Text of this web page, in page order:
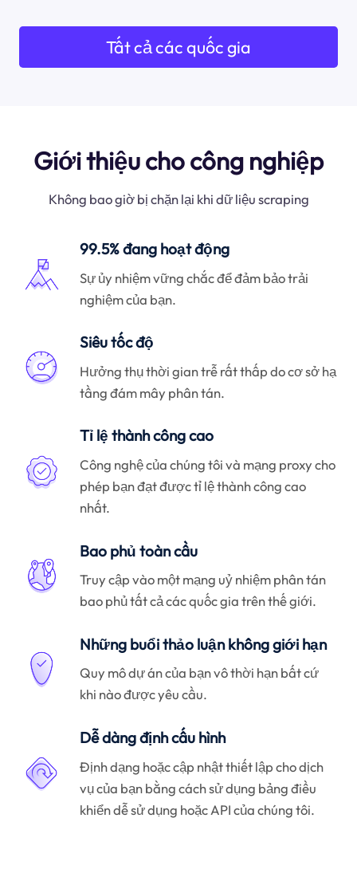
Tất cả các quốc gia
Giới thiệu cho công nghiệp
Không bao giờ bị chặn lại khi dữ liệu scraping
99.5% đang hoạt động
Sự ủy nhiệm vững chắc để đảm bảo trải
nghiệm của bạn.
Siêu tốc độ
Hưởng thụ thời gian trễ rất thấp do cơ sở hạ
tầng đám mây phân tán.
Tỉ lệ thành công cao
Công nghệ của chúng tôi và mạng proxy cho
phép bạn đạt được tỉ lệ thành công cao
nhất.
Bao phủ toàn cầu
Truy cập vào một mạng uỷ nhiệm phân tán
bao phủ tất cả các quốc gia trên thế giới.
Những buổi thảo luận không giới hạn
Quy mô dự án của bạn vô thời hạn bất cứ
khi nào được yêu cầu.
Dễ dàng định cấu hình
Định dạng hoặc cập nhật thiết lập cho dịch
vụ của bạn bằng cách sử dụng bảng điều
khiển dễ sử dụng hoặc API của chúng tôi.